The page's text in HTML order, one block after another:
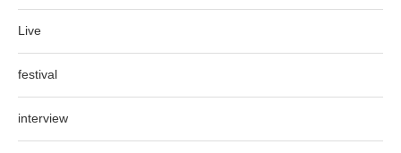
Live
festival
interview